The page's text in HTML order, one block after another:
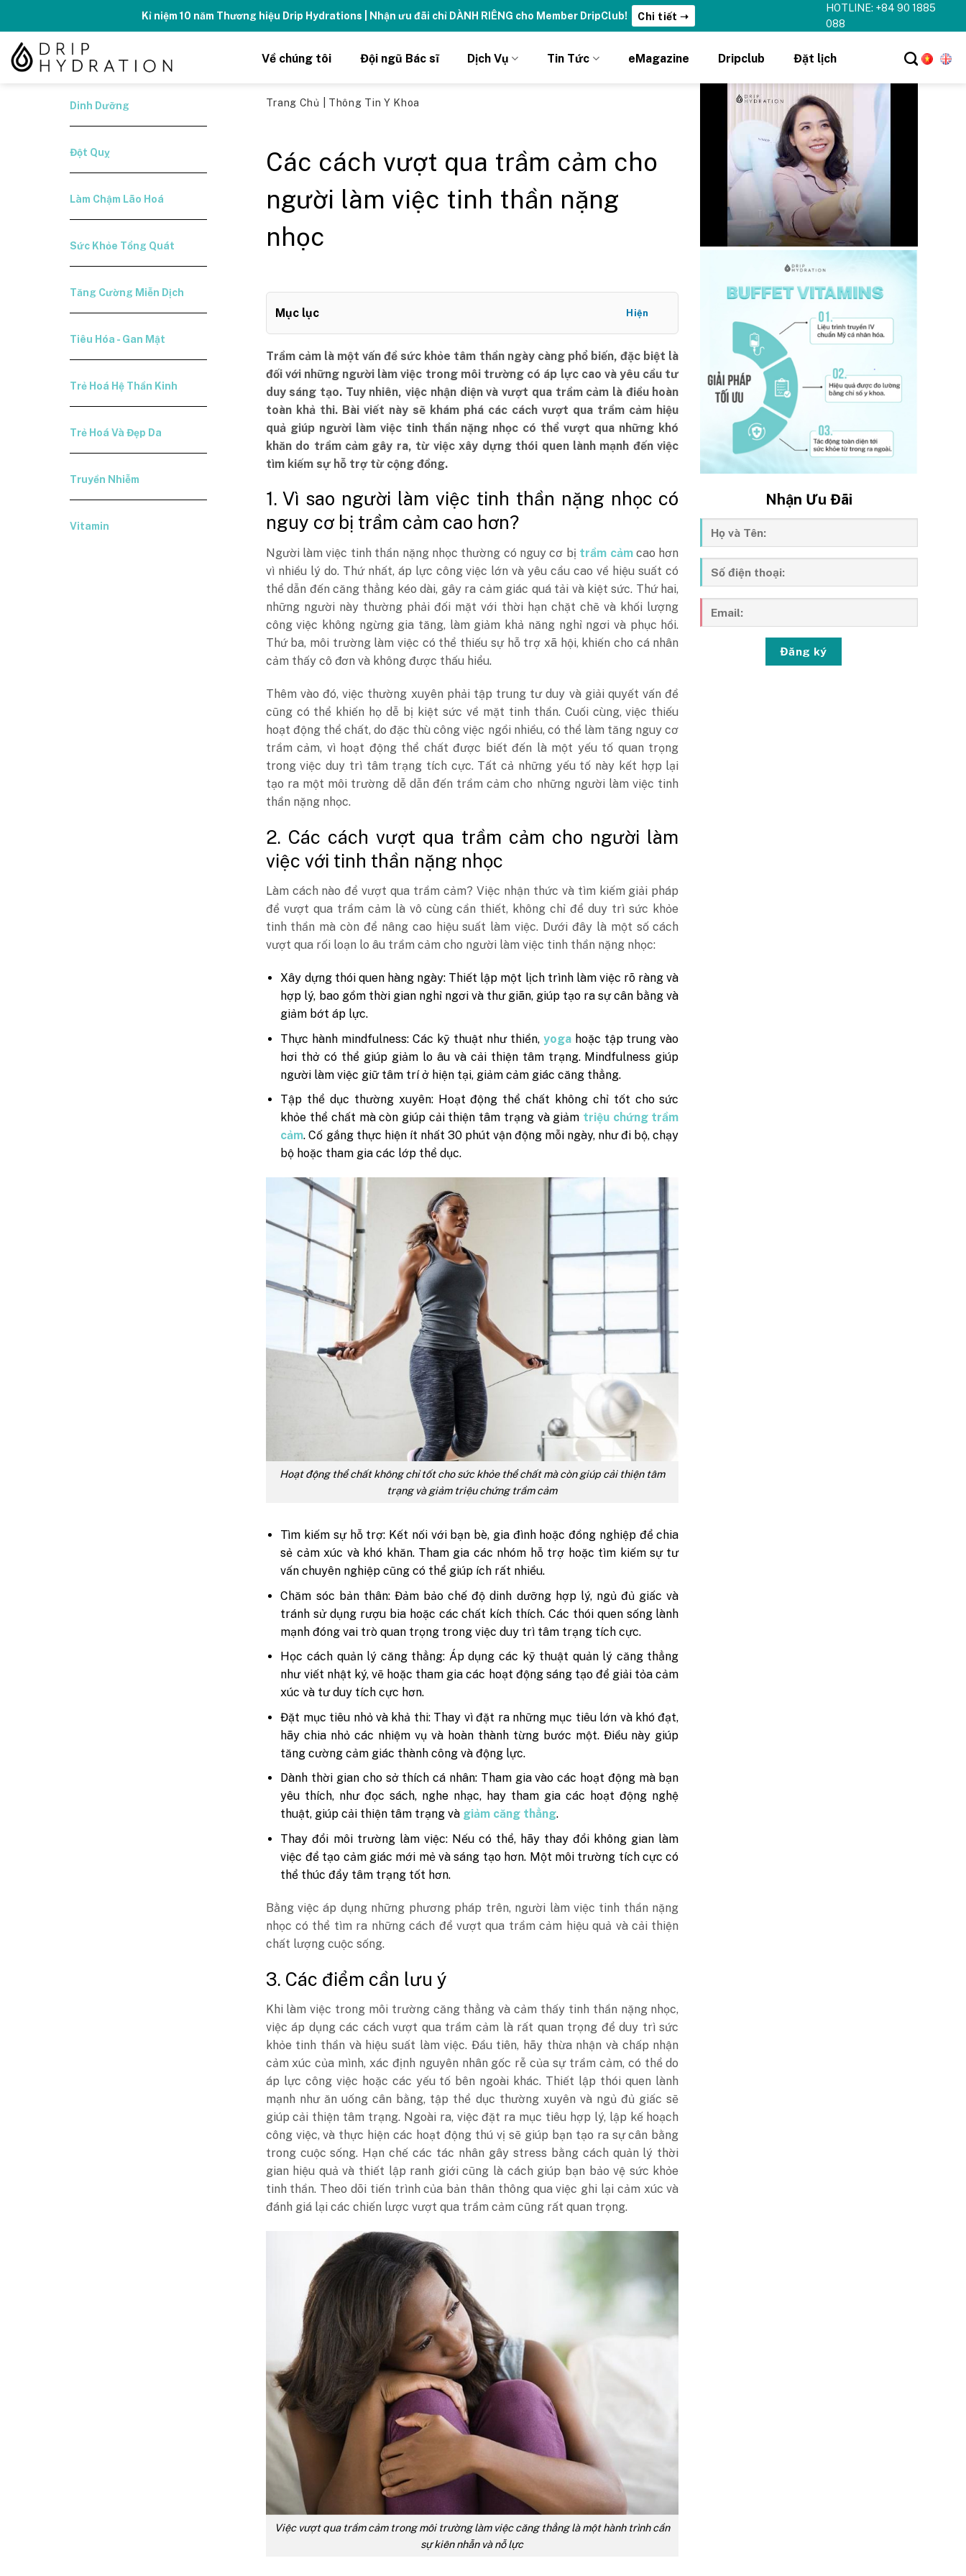
content
Kỉ niệm 10 năm Thương hiệu Drip Hydrations | Nhận ưu đãi chỉ DÀNH RIÊNG cho Member DripClub! Chi tiết ➝
HOTLINE: +84 90 1885
088
Về chúng tôi Đội ngũ Bác sĩ Dịch Vụ Tin Tức eMagazine Dripclub Đặt lịch
Dinh Dưỡng
Đột Quỵ
Làm Chậm Lão Hoá
Sức Khỏe Tổng Quát
Tăng Cường Miễn Dịch
Tiêu Hóa - Gan Mật
Trẻ Hoá Hệ Thần Kinh
Trẻ Hoá Và Đẹp Da
Truyền Nhiễm
Vitamin
Trang Chủ Thông Tin Y Khoa
Các cách vượt qua trầm cảm cho
người làm việc tinh thần nặng
nhọc
Mục lục Hiện
Trầm cảm là một vấn đề sức khỏe tâm thần ngày càng phổ biến, đặc biệt là
đối với những người làm việc trong môi trường có áp lực cao và yêu cầu tư
duy sáng tạo. Tuy nhiên, việc nhận diện và vượt qua trầm cảm là điều hoàn
toàn khả thi. Bài viết này sẽ khám phá các cách vượt qua trầm cảm hiệu
quả giúp người làm việc tinh thần nặng nhọc có thể vượt qua những khó
khăn do trầm cảm gây ra, từ việc xây dựng thói quen lành mạnh đến việc
tìm kiếm sự hỗ trợ từ cộng đồng.
1. Vì sao người làm việc tinh thần nặng nhọc có
nguy cơ bị trầm cảm cao hơn?
Người làm việc tinh thần nặng nhọc thường có nguy cơ bị trầm cảmcao hơn
vì nhiều lý do. Thứ nhất, áp lực công việc lớn và yêu cầu cao về hiệu suất có
thể dẫn đến căng thẳng kéo dài, gây ra cảm giác quá tải và kiệt sức. Thứ hai,
những người này thường phải đối mặt với thời hạn chặt chẽ và khối lượng
công việc không ngừng gia tăng, làm giảm khả năng nghỉ ngơi và phục hồi.
Thứ ba, môi trường làm việc có thể thiếu sự hỗ trợ xã hội, khiến cho cá nhân
cảm thấy cô đơn và không được thấu hiểu.
Thêm vào đó, việc thường xuyên phải tập trung tư duy và giải quyết vấn đề
cũng có thể khiến họ dễ bị kiệt sức về mặt tinh thần. Cuối cùng, việc thiếu
hoạt động thể chất, do đặc thù công việc ngồi nhiều, có thể làm tăng nguy cơ
trầm cảm, vì hoạt động thể chất được biết đến là một yếu tố quan trọng
trong việc duy trì tâm trạng tích cực. Tất cả những yếu tố này kết hợp lại
tạo ra một môi trường dễ dẫn đến trầm cảm cho những người làm việc tinh
thần nặng nhọc.
2. Các cách vượt qua trầm cảm cho người làm
việc với tinh thần nặng nhọc
Làm cách nào để vượt qua trầm cảm? Việc nhận thức và tìm kiếm giải pháp
để vượt qua trầm cảm là vô cùng cần thiết, không chỉ để duy trì sức khỏe
tinh thần mà còn để nâng cao hiệu suất làm việc. Dưới đây là một số cách
vượt qua rối loạn lo âu trầm cảm cho người làm việc tinh thần nặng nhọc:
Xây dựng thói quen hàng ngày: Thiết lập một lịch trình làm việc rõ ràng và
hợp lý, bao gồm thời gian nghỉ ngơi và thư giãn, giúp tạo ra sự cân bằng và
giảm bớt áp lực.
Thực hành mindfulness: Các kỹ thuật như thiền, yogahoặc tập trung vào
hơi thở có thể giúp giảm lo âu và cải thiện tâm trạng. Mindfulness giúp
người làm việc giữ tâm trí ở hiện tại, giảm cảm giác căng thẳng.
Tập thể dục thường xuyên: Hoạt động thể chất không chỉ tốt cho sức
khỏe thể chất mà còn giúp cải thiện tâm trạng và giảm triệu chứng trầm
cảm. Cố gắng thực hiện ít nhất 30 phút vận động mỗi ngày, như đi bộ, chạy
bộ hoặc tham gia các lớp thể dục.
Hoạt động thể chất không chỉ tốt cho sức khỏe thể chất mà còn giúp cải thiện tâm
trạng và giảm triệu chứng trầm cảm
Tìm kiếm sự hỗ trợ: Kết nối với bạn bè, gia đình hoặc đồng nghiệp để chia
sẻ cảm xúc và khó khăn. Tham gia các nhóm hỗ trợ hoặc tìm kiếm sự tư
vấn chuyên nghiệp cũng có thể giúp ích rất nhiều.
Chăm sóc bản thân: Đảm bảo chế độ dinh dưỡng hợp lý, ngủ đủ giấc và
tránh sử dụng rượu bia hoặc các chất kích thích. Các thói quen sống lành
mạnh đóng vai trò quan trọng trong việc duy trì tâm trạng tích cực.
Học cách quản lý căng thẳng: Áp dụng các kỹ thuật quản lý căng thẳng
như viết nhật ký, vẽ hoặc tham gia các hoạt động sáng tạo để giải tỏa cảm
xúc và tư duy tích cực hơn.
Đặt mục tiêu nhỏ và khả thi: Thay vì đặt ra những mục tiêu lớn và khó đạt,
hãy chia nhỏ các nhiệm vụ và hoàn thành từng bước một. Điều này giúp
tăng cường cảm giác thành công và động lực.
Dành thời gian cho sở thích cá nhân: Tham gia vào các hoạt động mà bạn
yêu thích, như đọc sách, nghe nhạc, hay tham gia các hoạt động nghệ
thuật, giúp cải thiện tâm trạng và giảm căng thẳng.
Thay đổi môi trường làm việc: Nếu có thể, hãy thay đổi không gian làm
việc để tạo cảm giác mới mẻ và sáng tạo hơn. Một môi trường tích cực có
thể thúc đẩy tâm trạng tốt hơn.
Bằng việc áp dụng những phương pháp trên, người làm việc tinh thần nặng
nhọc có thể tìm ra những cách để vượt qua trầm cảm hiệu quả và cải thiện
chất lượng cuộc sống.
3. Các điểm cần lưu ý
Khi làm việc trong môi trường căng thẳng và cảm thấy tinh thần nặng nhọc,
việc áp dụng các cách vượt qua trầm cảm là rất quan trọng để duy trì sức
khỏe tinh thần và hiệu suất làm việc. Đầu tiên, hãy thừa nhận và chấp nhận
cảm xúc của mình, xác định nguyên nhân gốc rễ của sự trầm cảm, có thể do
áp lực công việc hoặc các yếu tố bên ngoài khác. Thiết lập thói quen lành
mạnh như ăn uống cân bằng, tập thể dục thường xuyên và ngủ đủ giấc sẽ
giúp cải thiện tâm trạng. Ngoài ra, việc đặt ra mục tiêu hợp lý, lập kế hoạch
công việc, và thực hiện các hoạt động thú vị sẽ giúp bạn tạo ra sự cân bằng
trong cuộc sống. Hạn chế các tác nhân gây stress bằng cách quản lý thời
gian hiệu quả và thiết lập ranh giới cũng là cách giúp bạn bảo vệ sức khỏe
tinh thần. Theo dõi tiến trình của bản thân thông qua việc ghi lại cảm xúc và
đánh giá lại các chiến lược vượt qua trầm cảm cũng rất quan trọng.
Việc vượt qua trầm cảm trong môi trường làm việc căng thẳng là một hành trình cần
sự kiên nhẫn và nỗ lực
Nhận Ưu Đãi
Đăng ký